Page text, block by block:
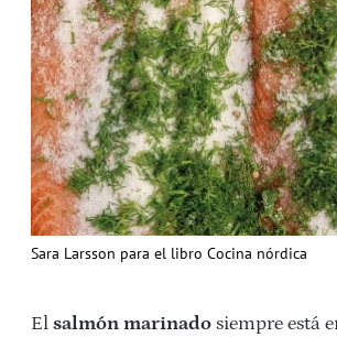
Sara Larsson para el libro Cocina nórdica
El salmón marinado siempre está